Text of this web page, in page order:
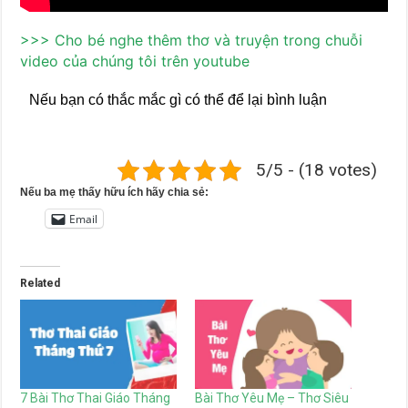
>>> Cho bé nghe thêm thơ và truyện trong chuỗi
video của chúng tôi trên youtube
Nếu bạn có thắc mắc gì có thể để lại bình luận
5/5 - (18 votes)
Nếu ba mẹ thấy hữu ích hãy chia sẻ:
Email
Related
7 Bài Thơ Thai Giáo Tháng
Bài Thơ Yêu Mẹ – Thơ Siêu